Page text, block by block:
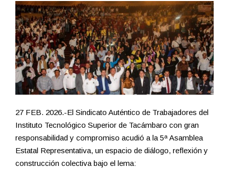
27 FEB. 2026.-El Sindicato Auténtico de Trabajadores del
Instituto Tecnológico Superior de Tacámbaro con gran
responsabilidad y compromiso acudió a la 5ª Asamblea
Estatal Representativa, un espacio de diálogo, reflexión y
construcción colectiva bajo el lema: